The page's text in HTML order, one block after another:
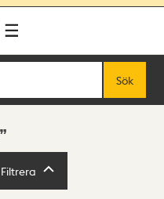
Sök
Filtrera